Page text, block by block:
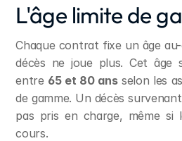
L'âge limite de
Chaque contrat fixe un âge
décès ne joue plus. Cet âge
entre 65 et 80 ans selon les
de gamme. Un décès
pas pris en charge, même
cours.